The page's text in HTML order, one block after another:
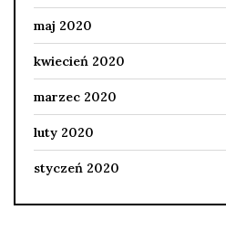
maj 2020
kwiecień 2020
marzec 2020
luty 2020
styczeń 2020